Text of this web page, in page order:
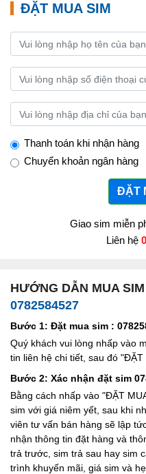
ĐẶT MUA SIM
Thanh toán khi nhận hàng
Chuyển khoản ngân hàng
ĐẶT
Giao sim miễn
Liên hệ
HƯỚNG DẪN MUA
0782584527
Bước 1: Đặt mua sim :
Quý khách vui lòng nhấp vào
tin liên hệ chi tiết, sau đó "ĐẶT
Bước 2: Xác nhận đặt sim
Bằng cách nhấp vào "ĐẶT
sim với giá niêm yết, sau khi
viên tư vấn bán hàng sẽ lập
nhận thông tin đặt hàng và
trả trước, sim trả sau hay sim
trình khuyến mãi, giá sim và